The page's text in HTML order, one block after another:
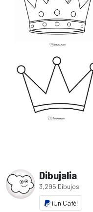
Dibujalia
3,295 Dibujos
¡Un Café!